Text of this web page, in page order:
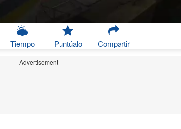
Tiempo Puntúalo Compartir
Advertisement